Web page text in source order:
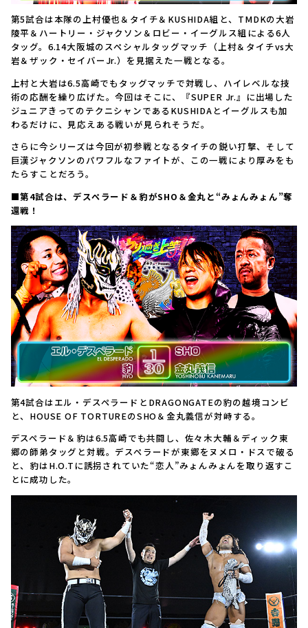
第5試合は本隊の上村優也＆タイチ＆KUSHIDA組と、TMDKの大岩
陵平＆ハートリー・ジャクソン＆ロビー・イーグルス組による6人
タッグ。6.14大阪城のスペシャルタッグマッチ（上村＆タイチvs大
岩＆ザック・セイバーJr.）を見据えた一戦となる。
上村と大岩は6.5高崎でもタッグマッチで対戦し、ハイレベルな技
術の応酬を繰り広げた。今回はそこに、『SUPER Jr.』に出場した
ジュニアきってのテクニシャンであるKUSHIDAとイーグルスも加
わるだけに、見応えある戦いが見られそうだ。
さらに今シリーズは今回が初参戦となるタイチの鋭い打撃、そして
巨漢ジャクソンのパワフルなファイトが、この一戦により厚みをも
たらすことだろう。
■第4試合は、デスペラード＆豹がSHO＆金丸と“みょんみょん”奪
還戦！
第4試合はエル・デスペラードとDRAGONGATEの豹の越境コンビ
と、HOUSE OF TORTUREのSHO＆金丸義信が対峙する。
デスペラード＆豹は6.5高崎でも共闘し、佐々木大輔＆ディック東
郷の師弟タッグと対戦。デスペラードが東郷をヌメロ・ドスで破る
と、豹はH.O.Tに誘拐されていた“恋人”みょんみょんを取り返すこ
とに成功した。